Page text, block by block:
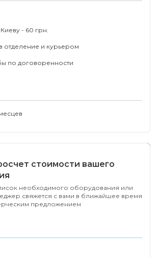
процессор ARMCortex-A55 с
емкостный 5-точечный
устройства включают USB3.0, USB
- 60 грн.
отделение и курьером
по договоренности
стоимости вашего
необходимого оборудования или
свяжется с вами в ближайшее время
предложением